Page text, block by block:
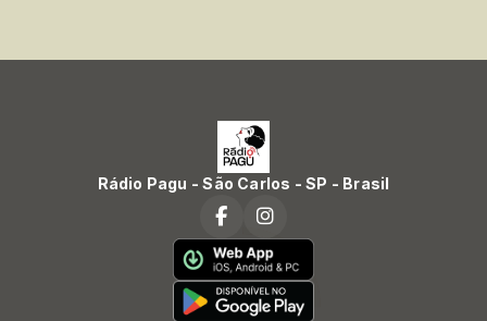
Rádio Pagu - São Carlos - SP - Brasil